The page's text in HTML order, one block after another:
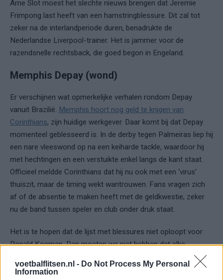
voetbalflitsen.nl - Do Not Process My Personal
Information
Arne Slot moest het slechte nieuws brengen dat Jeremie
Frimpong last heeft van een hamstringblessure. Dit zal tot
zeker na de interlandperiode duren, benadrukte de
Nederlandse Liverpool-trainer. Het is jammer voor de
razendsnelle rechtsback, die goed begon in Engeland.
Memphis Depay (wond)
Er verschijnen wat opmerkelijke verhalen rondom Depay
vanuit Brazilië. Memphis hoort nog geld te krijgen van
Corinthians, zijn huidige werkgever. Daar komt bij dat Depay
momenteel geblesseerd is. In de derby tegen Palmeiras liep hij
een nare vleeswond op na een keiharde tackle, waardoor hij
met hechtingen en een verstuikte enkel langs de kant staat.
Officieel meldde Corinthians dat hij nu ook met een ‘virus’
thuiszit, maar de timing wekt wantrouwen. Fans vragen zich
af of de absentie te maken heeft met de geldkwestie, zeker
nu de band tussen speler en club onder druk staat.
Het is te hopen dat de lijst met blessures niet oploopt voor
Ronald Koeman. Dan moeten we niet hebben dat elke
Lees ook: